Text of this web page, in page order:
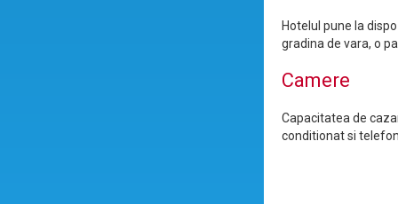
Hotelul pune la
gradina de vara, o
Camere
Capacitatea de
conditionat si